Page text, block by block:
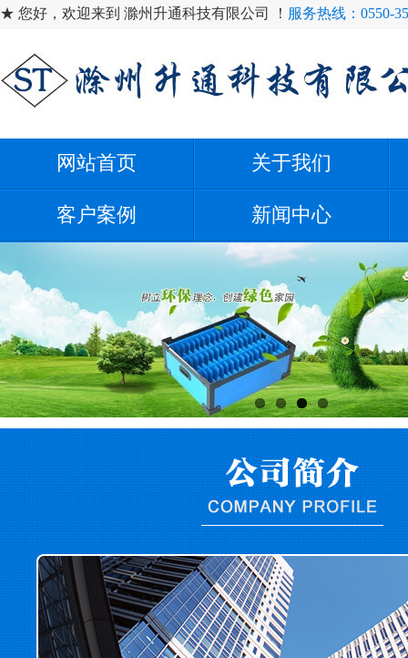
★ 您好，欢迎来到 滁州升通科技有限公司 ！ 服务热线：0550-
网站首页 关于我们
客户案例 新闻中心